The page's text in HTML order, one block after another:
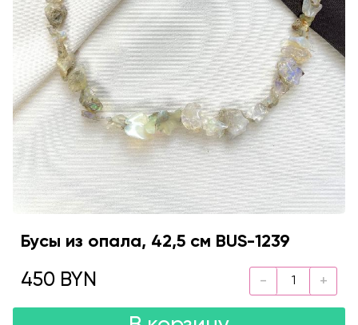
Бусы из опала, 42,5 см BUS-1239
450 BYN